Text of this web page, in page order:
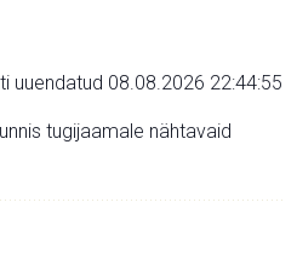
uuendatud 08.08.2026 22:44:55
tugijaamale nähtavaid